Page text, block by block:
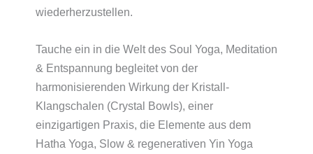
wiederherzustellen.
Tauche ein in die Welt des Soul Yoga, Meditation
& Entspannung begleitet von der
harmonisierenden Wirkung der Kristall-
Klangschalen (Crystal Bowls), einer
einzigartigen Praxis, die Elemente aus dem
Hatha Yoga, Slow & regenerativen Yin Yoga